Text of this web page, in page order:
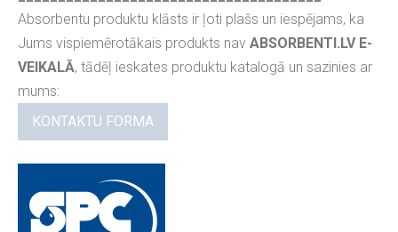
Absorbentu produktu klāsts ir ļoti plašs un iespējams, ka
Jums vispiemērotākais produkts nav ABSORBENTI.LV E-
VEIKALĀ, tādēļ ieskates produktu katalogā un sazinies ar
mums:
KONTAKTU FORMA